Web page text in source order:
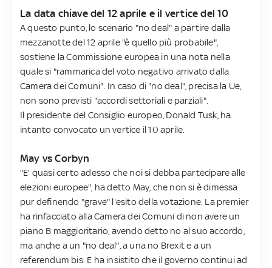
La data chiave del 12 aprile e il vertice del 10
A questo punto, lo scenario "no deal" a partire dalla
mezzanotte del 12 aprile "è quello più probabile",
sostiene la Commissione europea in una nota nella
quale si "rammarica del voto negativo arrivato dalla
Camera dei Comuni". In caso di "no deal", precisa la Ue,
non sono previsti "accordi settoriali e parziali".
Il presidente del Consiglio europeo, Donald Tusk, ha
intanto convocato un vertice il 10 aprile.
May vs Corbyn
"E' quasi certo adesso che noi si debba partecipare alle
elezioni europee", ha detto May, che non si è dimessa
pur definendo "grave" l'esito della votazione. La premier
ha rinfacciato alla Camera dei Comuni di non avere un
piano B maggioritario, avendo detto no al suo accordo,
ma anche a un "no deal", a una no Brexit e a un
referendum bis. E ha insistito che il governo continui ad